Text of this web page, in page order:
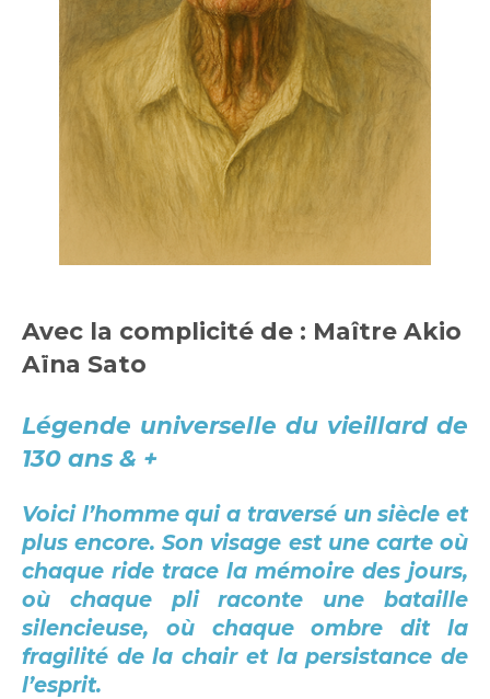
Avec la complicité de : Maître Akio
Aïna Sato
Légende universelle du vieillard de
130 ans & +
Voici l’homme qui a traversé un siècle et
plus encore. Son visage est une carte où
chaque ride trace la mémoire des jours,
où chaque pli raconte une bataille
silencieuse, où chaque ombre dit la
fragilité de la chair et la persistance de
l’esprit.